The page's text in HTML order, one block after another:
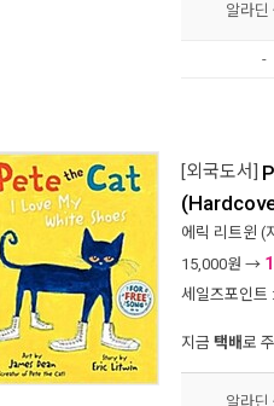
알라딘
-
[외국도서]
에릭 리트윈 (
15,000원 →
세일즈포인트 :
지금 택배로
알라딘